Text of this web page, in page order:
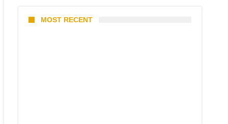
MOST RECENT